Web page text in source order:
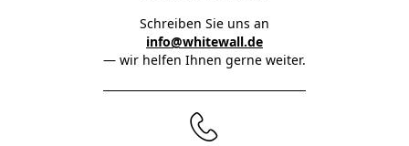
Schreiben Sie uns an
info@whitewall.de
— wir helfen Ihnen gerne weiter.